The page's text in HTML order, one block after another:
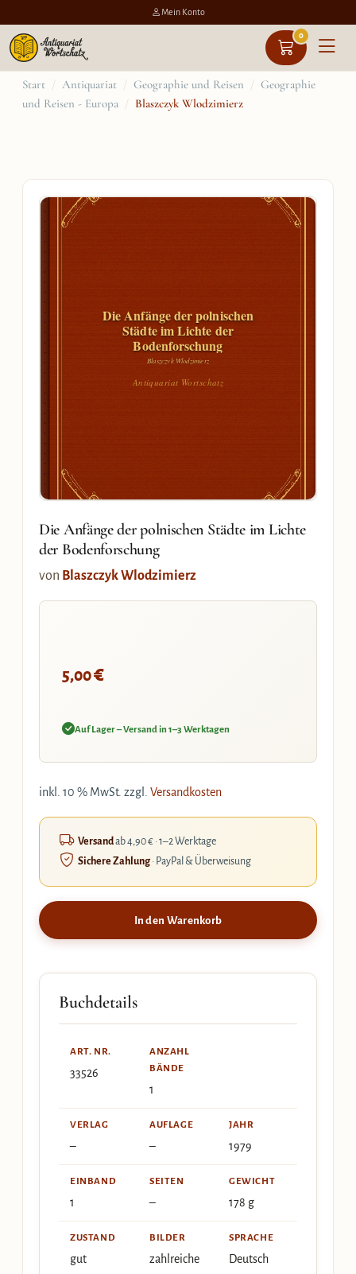
Mein Konto
0
Zum
Inhalt
Start / Antiquariat / Geographie und Reisen / Geographie
und Reisen - Europa / Blaszczyk Wlodzimierz
Die Anfänge der polnischen
Städte im Lichte der
Bodenforschung
Blaszczyk Wlodzimierz
Antiquariat Wortschatz
Die Anfänge der polnischen Städte im Lichte
der Bodenforschung
von Blaszczyk Wlodzimierz
5,00€
Auf Lager – Versand in 1–3 Werktagen
inkl. 10 % MwSt. zzgl. Versandkosten
Versandab 4,90 € · 1–2 Werktage
Sichere Zahlung· PayPal & Überweisung
In den Warenkorb
Buchdetails
ART. NR.
33526
ANZAHL
BÄNDE
1
VERLAG
–
AUFLAGE
–
JAHR
1979
EINBAND
1
SEITEN
–
GEWICHT
178 g
ZUSTAND
gut
BILDER
zahlreiche
SPRACHE
Deutsch